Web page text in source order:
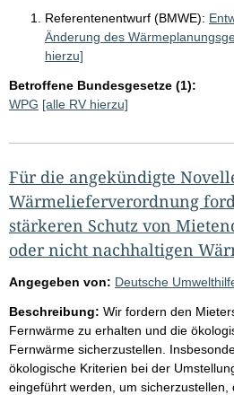
Referentenentwurf (BMWE):
Änderung des
hierzu]
Betroffene Bundesgesetze (1):
WPG [alle RV hierzu]
Für die angekündigte
Wärmelieferverordnung
stärkeren Schutz von
oder nicht nachhaltigen
Angegeben von: Deutsche
Beschreibung: Wir fordern den
Fernwärme zu erhalten und die
Fernwärme sicherzustellen.
ökologische Kriterien bei der
eingeführt werden, um sicherzustellen,